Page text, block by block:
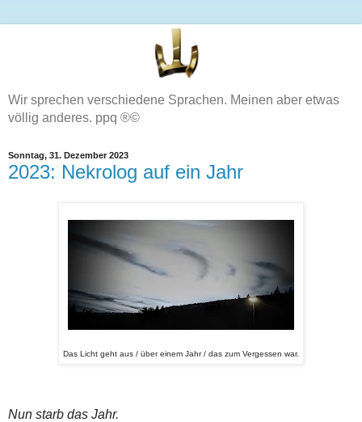
Wir sprechen verschiedene Sprachen. Meinen aber etwas
völlig anderes. ppq ®©
Sonntag, 31. Dezember 2023
2023: Nekrolog auf ein Jahr
Das Licht geht aus / über einem Jahr / das zum Vergessen war.
Nun starb das Jahr.